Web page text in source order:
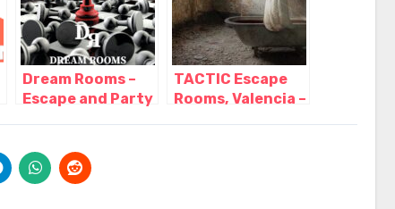
Terrassa,
Barcelona –
Cataluña
Dream Rooms –
Escape and Party
L'Hostal Nou I la
Codosa – Lérida
TACTIC Escape
Rooms, Valencia –